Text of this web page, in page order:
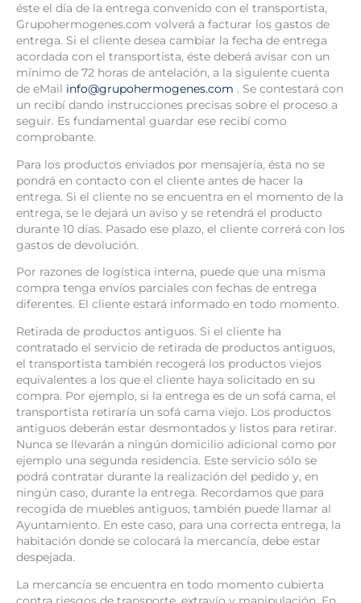
éste el día de la entrega convenido con el transportista,
Grupohermogenes.com volverá a facturar los gastos de
entrega. Si el cliente desea cambiar la fecha de entrega
acordada con el transportista, éste deberá avisar con un
mínimo de 72 horas de antelación, a la siguiente cuenta
de eMail info@grupohermogenes.com . Se contestará con
un recibí dando instrucciones precisas sobre el proceso a
seguir. Es fundamental guardar ese recibí como
comprobante.
Para los productos enviados por mensajería, ésta no se
pondrá en contacto con el cliente antes de hacer la
entrega. Si el cliente no se encuentra en el momento de la
entrega, se le dejará un aviso y se retendrá el producto
durante 10 días. Pasado ese plazo, el cliente correrá con los
gastos de devolución.
Por razones de logística interna, puede que una misma
compra tenga envíos parciales con fechas de entrega
diferentes. El cliente estará informado en todo momento.
Retirada de productos antiguos. Si el cliente ha
contratado el servicio de retirada de productos antiguos,
el transportista también recogerá los productos viejos
equivalentes a los que el cliente haya solicitado en su
compra. Por ejemplo, si la entrega es de un sofá cama, el
transportista retiraría un sofá cama viejo. Los productos
antiguos deberán estar desmontados y listos para retirar.
Nunca se llevarán a ningún domicilio adicional como por
ejemplo una segunda residencia. Este servicio sólo se
podrá contratar durante la realización del pedido y, en
ningún caso, durante la entrega. Recordamos que para
recogida de muebles antiguos, también puede llamar al
Ayuntamiento. En este caso, para una correcta entrega, la
habitación donde se colocará la mercancía, debe estar
despejada.
La mercancía se encuentra en todo momento cubierta
contra riesgos de transporte, extravío y manipulación. En